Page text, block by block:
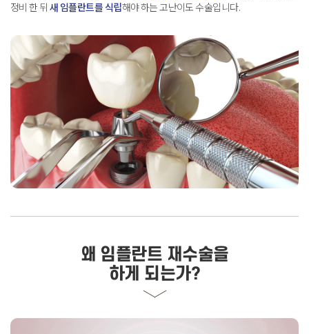
정비 한 뒤새 임플란트를 식립해야 하는 고난이도 수술입니다.
왜 임플란트 재수술을
하게 되는가?